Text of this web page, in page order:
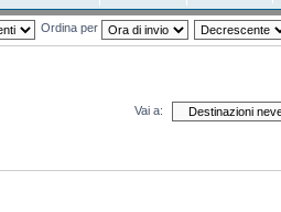
Ordina per
Vai a: